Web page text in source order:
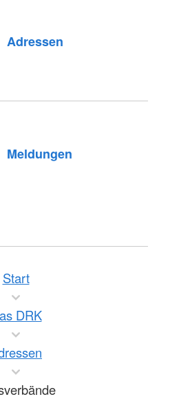
Adressen
Meldungen
Start
DRK